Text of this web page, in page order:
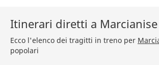
Itinerari diretti a
Ecco l'elenco dei tragitti in treno per
popolari